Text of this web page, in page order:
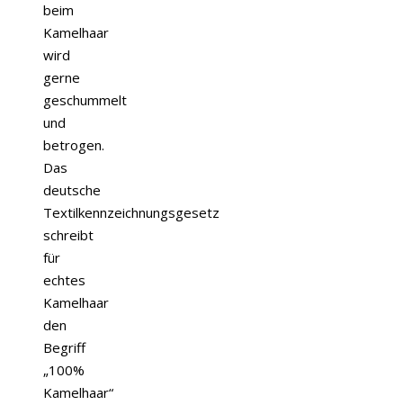
beim
Kamelhaar
wird
gerne
geschummelt
und
betrogen.
Das
deutsche
Textilkennzeichnungsgesetz
schreibt
für
echtes
Kamelhaar
den
Begriff
„100%
Kamelhaar“